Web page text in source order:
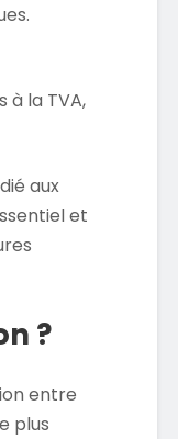
la TVA,
aux
et
?
entre
plus